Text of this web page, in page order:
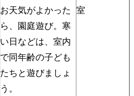
お天気がよかった
ら、園庭遊び。寒
い日などは、室内
で同年齢の子ども
たちと遊びましょ
う。
室